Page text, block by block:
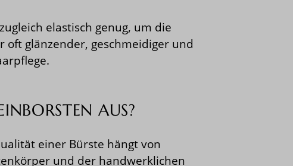
elastisch genug, um die
oft glänzender, geschmeidiger und
AUS?
einer Bürste hängt von
und der handwerklichen